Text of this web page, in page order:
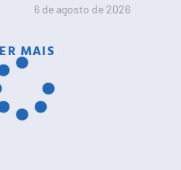
6 de agosto de 2026
MAIS